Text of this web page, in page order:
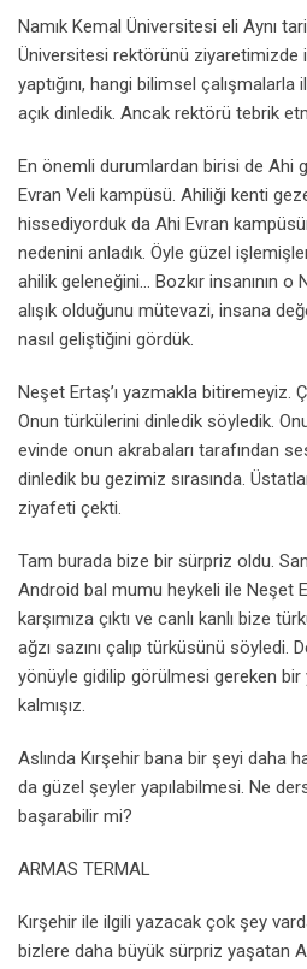
Namık Kemal Üniversitesi eli Aynı
Üniversitesi rektörünü ziyaretimizde
yaptığını, hangi bilimsel çalışmalarla
açık dinledik. Ancak rektörü tebrik
En önemli durumlardan birisi de Ahi
Evran Veli kampüsü. Ahiliği kenti
hissediyorduk da Ahi Evran
nedenini anladık. Öyle güzel
ahilik geleneğini… Bozkır insanının o
alışık olduğunu mütevazi, insana
nasıl geliştiğini gördük.
Neşet Ertaş’ı yazmakla bitiremeyiz.
Onun türkülerini dinledik söyledik.
evinde onun akrabaları tarafından
dinledik bu gezimiz sırasında.
ziyafeti çekti.
Tam burada bize bir sürpriz oldu.
Android bal mumu heykeli ile Neşet
karşımıza çıktı ve canlı kanlı bize
ağzı sazını çalıp türküsünü söyledi.
yönüyle gidilip görülmesi gereken
kalmışız.
Aslında Kırşehir bana bir şeyi daha
da güzel şeyler yapılabilmesi. Ne
başarabilir mi?
ARMAS TERMAL
Kırşehir ile ilgili yazacak çok şey
bizlere daha büyük sürpriz yaşatan